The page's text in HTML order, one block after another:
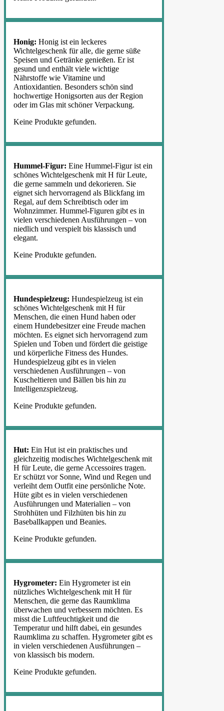
Honig: Honig ist ein leckeres
Wichtelgeschenk für alle, die gerne süße
Speisen und Getränke genießen. Er ist
gesund und enthält viele wichtige
Nährstoffe wie Vitamine und
Antioxidantien. Besonders schön sind
hochwertige Honigsorten aus der Region
oder im Glas mit schöner Verpackung.
Keine Produkte gefunden.
Hummel-Figur: Eine Hummel-Figur ist ein
schönes Wichtelgeschenk mit H für Leute,
die gerne sammeln und dekorieren. Sie
eignet sich hervorragend als Blickfang im
Regal, auf dem Schreibtisch oder im
Wohnzimmer. Hummel-Figuren gibt es in
vielen verschiedenen Ausführungen – von
niedlich und verspielt bis klassisch und
elegant.
Keine Produkte gefunden.
Hundespielzeug: Hundespielzeug ist ein
schönes Wichtelgeschenk mit H für
Menschen, die einen Hund haben oder
einem Hundebesitzer eine Freude machen
möchten. Es eignet sich hervorragend zum
Spielen und Toben und fördert die geistige
und körperliche Fitness des Hundes.
Hundespielzeug gibt es in vielen
verschiedenen Ausführungen – von
Kuscheltieren und Bällen bis hin zu
Intelligenzspielzeug.
Keine Produkte gefunden.
Hut: Ein Hut ist ein praktisches und
gleichzeitig modisches Wichtelgeschenk mit
H für Leute, die gerne Accessoires tragen.
Er schützt vor Sonne, Wind und Regen und
verleiht dem Outfit eine persönliche Note.
Hüte gibt es in vielen verschiedenen
Ausführungen und Materialien – von
Strohhüten und Filzhüten bis hin zu
Baseballkappen und Beanies.
Keine Produkte gefunden.
Hygrometer: Ein Hygrometer ist ein
nützliches Wichtelgeschenk mit H für
Menschen, die gerne das Raumklima
überwachen und verbessern möchten. Es
misst die Luftfeuchtigkeit und die
Temperatur und hilft dabei, ein gesundes
Raumklima zu schaffen. Hygrometer gibt es
in vielen verschiedenen Ausführungen –
von klassisch bis modern.
Keine Produkte gefunden.